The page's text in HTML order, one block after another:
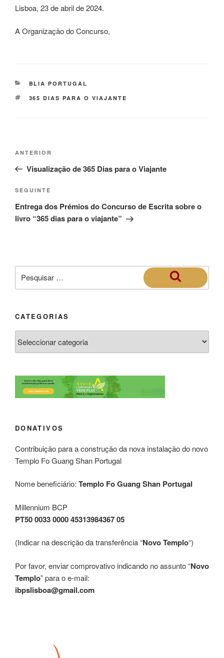
Lisboa, 23 de abril de 2024.
A Organização do Concurso,
BLIA PORTUGAL
365 DIAS PARA O VIAJANTE
ANTERIOR
Visualização de 365 Dias para o Viajante
SEGUINTE
Entrega dos Prémios do Concurso de Escrita sobre o
livro “365 dias para o viajante”
CATEGORIAS
DONATIVOS
Contribuição para a construção da nova instalação do novo
Templo Fo Guang Shan Portugal
Nome beneficiário: Templo Fo Guang Shan Portugal
Millennium BCP
PT50 0033 0000 45313984367 05
(Indicar na descrição da transferência “Novo Templo“)
Por favor, enviar comprovativo indicando no assunto “Novo
Templo” para o e-mail:
ibpslisboa@gmail.com